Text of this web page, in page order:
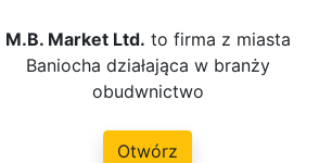
M.B. Market Ltd. to firma z miasta
Baniocha działająca w branży
obudwnictwo
Otwórz